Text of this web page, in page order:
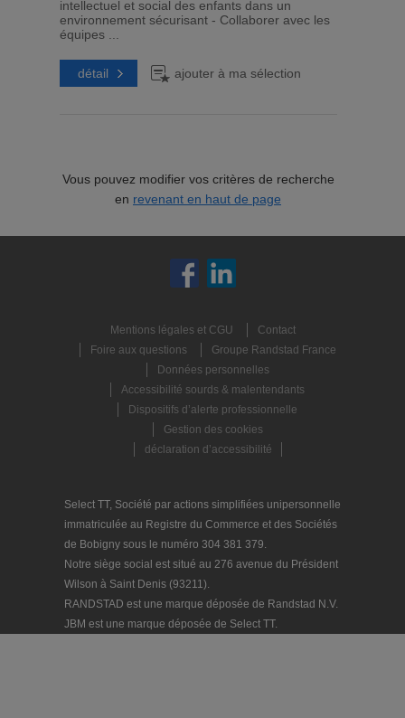
intellectuel et social des enfants dans un
environnement sécurisant - Collaborer avec les
équipes ...
détail ajouter à ma sélection
Vous pouvez modifier vos critères de recherche
en revenant en haut de page
Mentions légales et CGU
Contact
Foire aux questions
Groupe Randstad France
Données personnelles
Accessibilité sourds & malentendants
Dispositifs d’alerte professionnelle
Gestion des cookies
déclaration d’accessibilité
Select TT, Société par actions simplifiées unipersonnelle
immatriculée au Registre du Commerce et des Sociétés
de Bobigny sous le numéro 304 381 379.
Notre siège social est situé au 276 avenue du Président
Wilson à Saint Denis (93211).
RANDSTAD est une marque déposée de Randstad N.V.
JBM est une marque déposée de Select TT.